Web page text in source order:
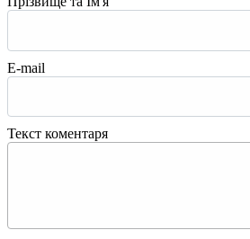
E-mail
Текст коментаря